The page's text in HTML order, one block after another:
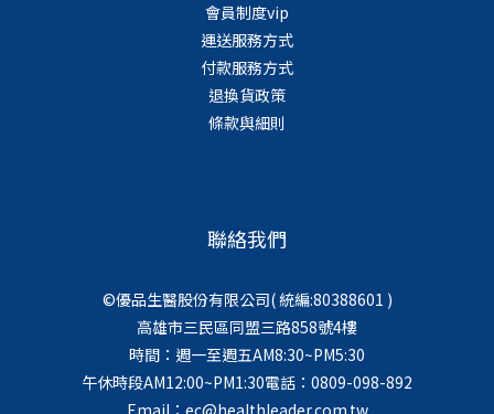
會員制度vip
運送服務方式
付款服務方式
退換貨政策
條款與細則
聯絡我們
©優品生醫股份有限公司( 統編:80388601 )
高雄市三民區同盟三路858號4樓
時間：週一至週五AM8:30~PM5:30
午休時段AM12:00~PM1:30電話：0809-098-892